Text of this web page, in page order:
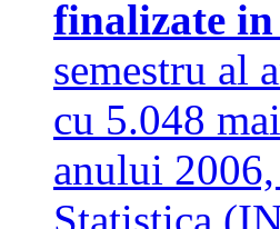
finalizate
semestru al
cu 5.048
anului